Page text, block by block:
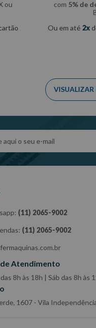
ou
com 5% de
Ou em até 2
(11) 2065-9002
(11) 2065-9002
Atendimento
8h às 18h | Sáb das 8h às
1607 - Vila